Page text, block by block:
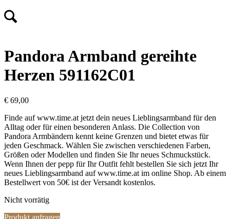
Pandora Armband gereihte
Herzen 591162C01
€ 69,00
Finde auf www.time.at jetzt dein neues Lieblingsarmband für den
Alltag oder für einen besonderen Anlass. Die Collection von
Pandora Armbändern kennt keine Grenzen und bietet etwas für
jeden Geschmack. Wählen Sie zwischen verschiedenen Farben,
Größen oder Modellen und finden Sie Ihr neues Schmuckstück.
Wenn Ihnen der pepp für Ihr Outfit fehlt bestellen Sie sich jetzt Ihr
neues Lieblingsarmband auf www.time.at im online Shop. Ab einem
Bestellwert von 50€ ist der Versandt kostenlos.
Nicht vorrätig
Produkt anfragen